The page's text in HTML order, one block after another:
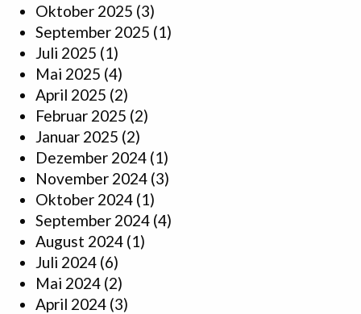
Oktober 2025 (3)
September 2025 (1)
Juli 2025 (1)
Mai 2025 (4)
April 2025 (2)
Februar 2025 (2)
Januar 2025 (2)
Dezember 2024 (1)
November 2024 (3)
Oktober 2024 (1)
September 2024 (4)
August 2024 (1)
Juli 2024 (6)
Mai 2024 (2)
April 2024 (3)